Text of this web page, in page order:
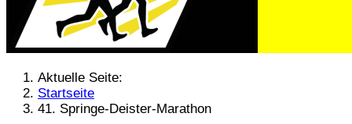
Aktuelle Seite:
Startseite
41. Springe-Deister-Marathon